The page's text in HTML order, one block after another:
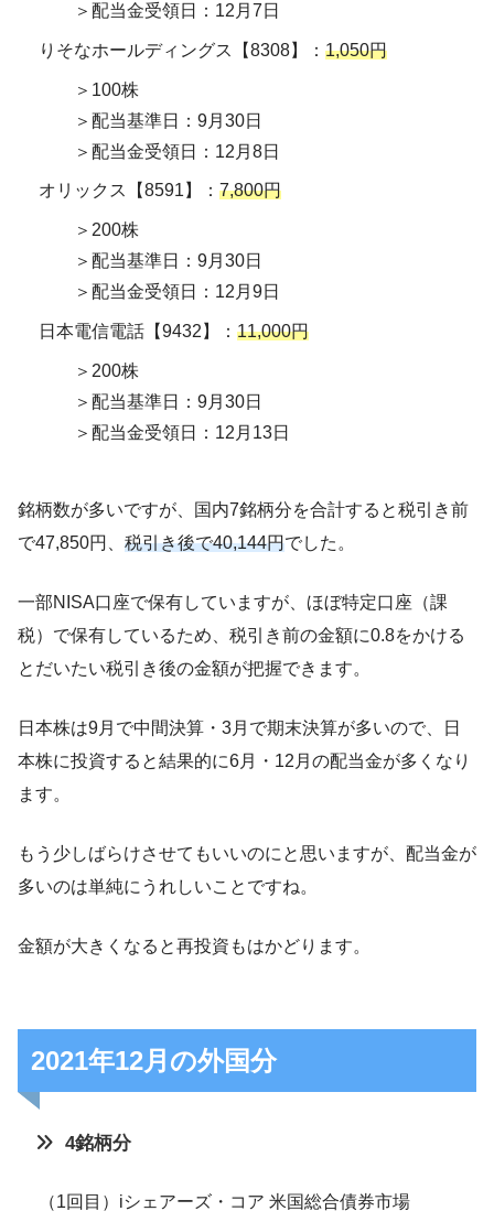
＞配当金受領日：12月7日
りそなホールディングス【8308】：1,050円
＞100株
＞配当基準日：9月30日
＞配当金受領日：12月8日
オリックス【8591】：7,800円
＞200株
＞配当基準日：9月30日
＞配当金受領日：12月9日
日本電信電話【9432】：11,000円
＞200株
＞配当基準日：9月30日
＞配当金受領日：12月13日
銘柄数が多いですが、国内7銘柄分を合計すると税引き前
で47,850円、 税引き後で40,144円でした。
一部NISA口座で保有していますが、ほぼ特定口座（課
税）で保有しているため、税引き前の金額に0.8をかける
とだいたい税引き後の金額が把握できます。
日本株は9月で中間決算・3月で期末決算が多いので、日
本株に投資すると結果的に6月・12月の配当金が多くなり
ます。
もう少しばらけさせてもいいのにと思いますが、配当金が
多いのは単純にうれしいことですね。
金額が大きくなると再投資もはかどります。
2021年12月の外国分
4銘柄分
（1回目）iシェアーズ・コア 米国総合債券市場